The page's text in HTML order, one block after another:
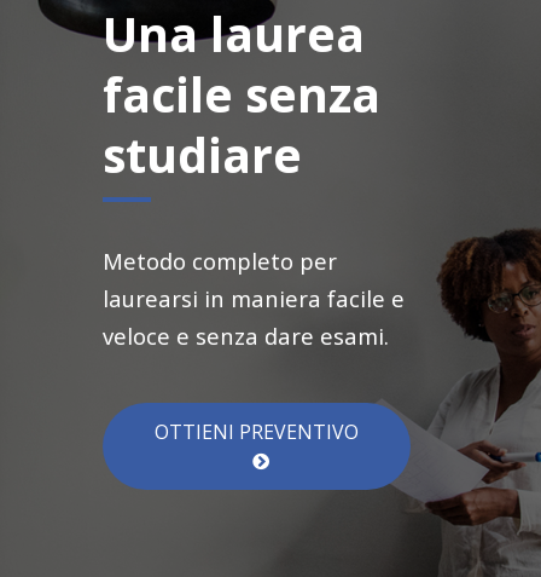
Una laurea
facile senza
studiare
Metodo completo per
laurearsi in maniera facile e
veloce e senza dare esami.
OTTIENI PREVENTIVO